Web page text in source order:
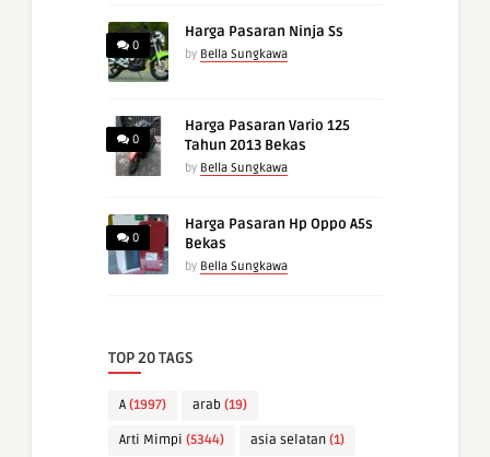
0
Harga Pasaran Ninja Ss
by Bella Sungkawa
0
Harga Pasaran Vario 125
Tahun 2013 Bekas
by Bella Sungkawa
0
Harga Pasaran Hp Oppo A5s
Bekas
by Bella Sungkawa
TOP 20 TAGS
A (1997) arab (19)
Arti Mimpi (5344) asia selatan (1)